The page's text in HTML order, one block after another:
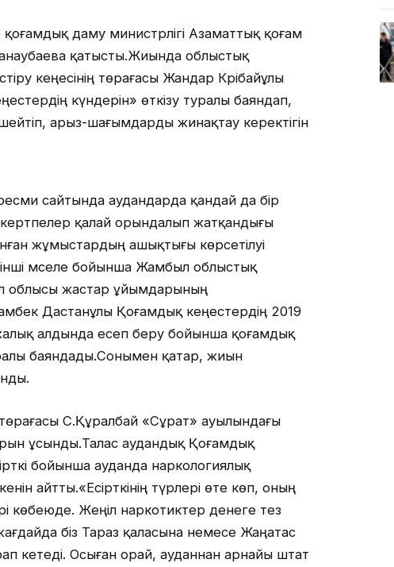
даму министрлігі Азаматтық қоғам
қатысты.Жиында облыстық
кеңесінің төрағасы Жандар Кәрібайұлы
күндерін» өткізу туралы баяндап,
арыз-шағымдарды жинақтау керектігін
сайтында аудандарда қандай да бір
қалай орындалып жатқандығы
жұмыстардың ашықтығы көрсетілуі
мәселе бойынша Жамбыл облыстық
облысы жастар ұйымдарының
Дастанұлы Қоғамдық кеңестердің 2019
алдында есеп беру бойынша қоғамдық
баяндады.Сонымен қатар, жиын
С.Құралбай «Сұрат» ауылындағы
ұсынды.Талас аудандық Қоғамдық
бойынша ауданда наркологиялық
айтты.«Есірткінің түрлері өте көп, оның
көбеюде. Жеңіл наркотиктер денеге тез
біз Тараз қаласына немесе Жаңатас
кетеді. Осыған орай, ауданнан арнайы штат